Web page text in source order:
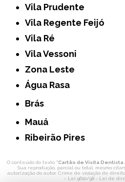
Vila Prudente
Vila Regente Feijó
Vila Ré
Vila Vessoni
Zona Leste
Água Rasa
Brás
Mauá
Ribeirão Pires
O conteúdo do texto "Cartão de Visita Dentista
Sua reprodução, parcial ou total, mesmo
autorização do autor. Crime de violação de
– Lei 9610/98 - Lei de